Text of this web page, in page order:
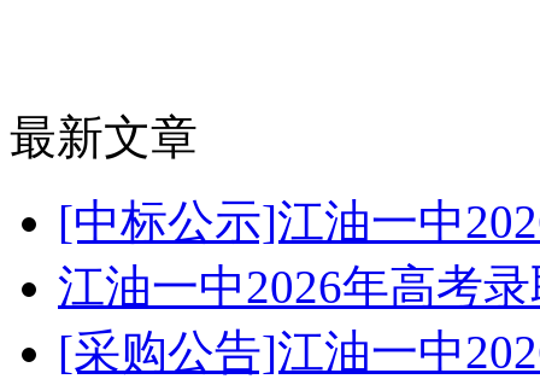
最新文章
[中标公示]江油一中
江油一中2026年高考
[采购公告]江油一中